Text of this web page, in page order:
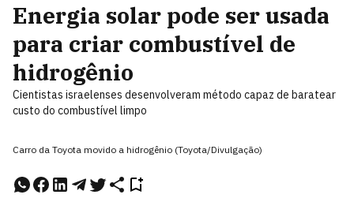
Energia solar pode ser usada
para criar combustível de
hidrogênio
Cientistas israelenses desenvolveram método capaz de baratear
custo do combustível limpo
Carro da Toyota movido a hidrogênio (Toyota/Divulgação)